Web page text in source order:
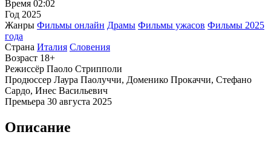
Время 02:02
Год 2025
Жанры Фильмы онлайн Драмы Фильмы ужасов Фильмы 2025
года
Страна Италия Словения
Возраст 18+
Режиссёр Паоло Стрипполи
Продюссер Лаура Паолуччи, Доменико Прокаччи, Стефано
Сардо, Инес Васильевич
Премьера 30 августа 2025
Описание